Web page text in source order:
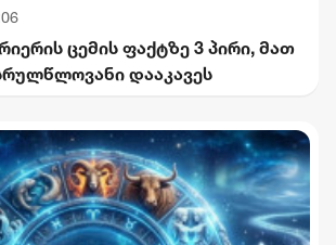
ცემის ფაქტზე 3 პირი, მათ
დააკავეს